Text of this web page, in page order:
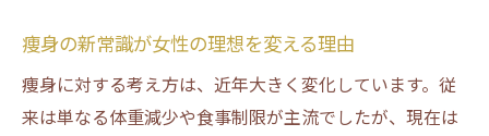
女性に人気の痩身メニューが生む変化
痩身の新視点で得られる具体的な効果例
痩身の新常識が女性の理想を変える理由
痩身に対する考え方は、近年大きく変化しています。従
来は単なる体重減少や食事制限が主流でしたが、現在は